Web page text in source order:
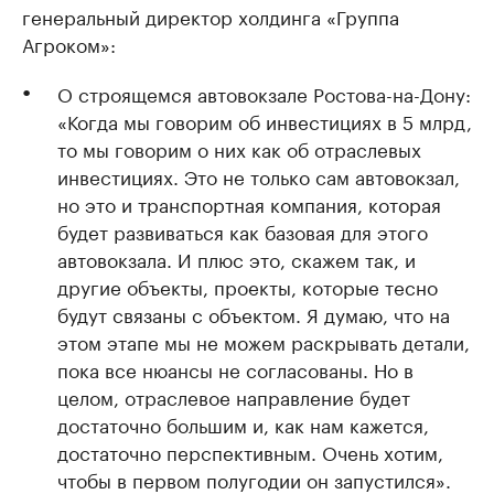
генеральный директор холдинга «Группа
Агроком»:
О строящемся автовокзале Ростова-на-Дону:
«Когда мы говорим об инвестициях в 5 млрд,
то мы говорим о них как об отраслевых
инвестициях. Это не только сам автовокзал,
но это и транспортная компания, которая
будет развиваться как базовая для этого
автовокзала. И плюс это, скажем так, и
другие объекты, проекты, которые тесно
будут связаны с объектом. Я думаю, что на
этом этапе мы не можем раскрывать детали,
пока все нюансы не согласованы. Но в
целом, отраслевое направление будет
достаточно большим и, как нам кажется,
достаточно перспективным. Очень хотим,
чтобы в первом полугодии он запустился».